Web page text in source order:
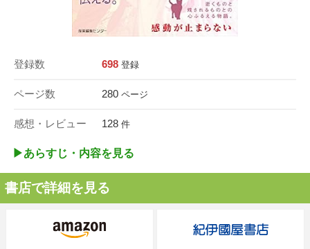
登録数 698 登録
ページ数 280 ページ
感想・レビュー 128 件
▶︎あらすじ・内容を見る
書店で詳細を見る